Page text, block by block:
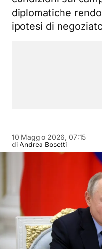
diplomatiche
ipotesi di
di Andrea Bosetti
10 Maggio 2026, 07:15